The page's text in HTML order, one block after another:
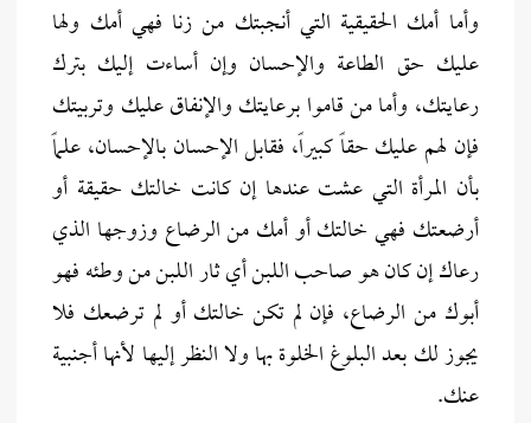
وأما أمك الحقيقية التي أنجبتك من زنا فهي أمك ولها
عليك حق الطاعة والإحسان وإن أساءت إليك بترك
رعايتك، وأما من قاموا برعايتك والإنفاق عليك وتربيتك
فإن لهم عليك حقاً كبيراً، فقابل الإحسان بالإحسان، علماً
بأن المرأة التي عشت عندها إن كانت خالتك حقيقة أو
أرضعتك فهي خالتك أو أمك من الرضاع وزوجها الذي
رعاك إن كان هو صاحب اللبن أي ثار اللبن من وطئه فهو
أبوك من الرضاع، فإن لم تكن خالتك أو لم ترضعك فلا
يجوز لك بعد البلوغ الخلوة بها ولا النظر إليها لأنها أجنبية
عنك.